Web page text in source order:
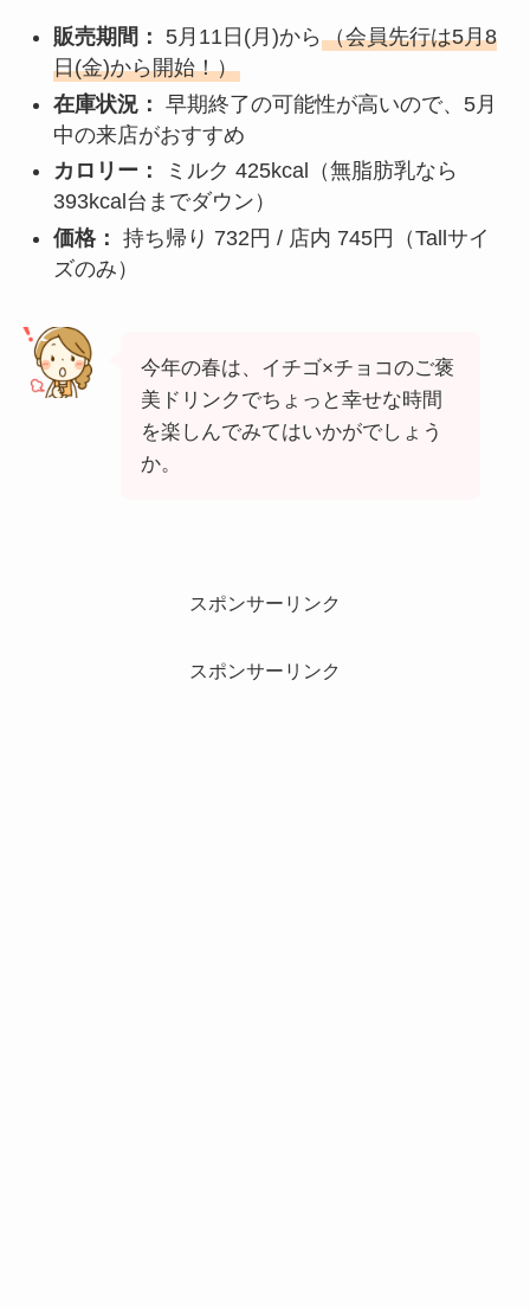
販売期間： 5月11日(月)から （会員先行は5月8
日(金)から開始！）
在庫状況： 早期終了の可能性が高いので、5月
中の来店がおすすめ
カロリー：
ミルク 425kcal（無脂肪乳なら
393kcal台までダウン）
価格： 持ち帰り 732円 / 店内 745円（Tallサイ
ズのみ）
今年の春は、イチゴ×チョコのご褒
美ドリンクでちょっと幸せな時間
を楽しんでみてはいかがでしょう
か。
スポンサーリンク
スポンサーリンク